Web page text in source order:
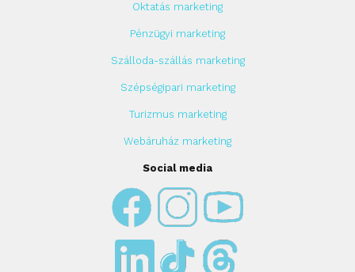
Oktatás marketing
Pénzügyi marketing
Szálloda-szállás marketing
Szépségipari marketing
Turizmus marketing
Webáruház marketing
Social media